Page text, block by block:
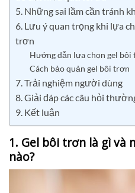
5. Những sai lầm cần tránh
6. Lưu ý quan trọng khi lựa
trơn
Hướng dẫn lựa chọn gel
Cách bảo quản gel bôi trơn
7. Trải nghiệm người dùng
8. Giải đáp các câu hỏi
9. Kết luận
1. Gel bôi trơn là gì và
nào?